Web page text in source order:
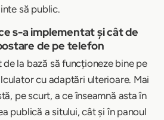
să public.
s-a implementat și cât de
de pe telefon
la bază să funcționeze bine pe
cu adaptări ulterioare. Mai
pe scurt, a ce înseamnă asta în
publică a sitului, cât și în panoul